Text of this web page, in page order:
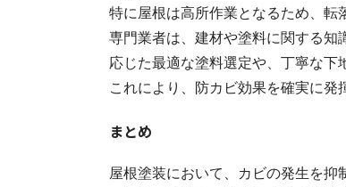
特に屋根は高所作業となるため、転
専門業者は、建材や塗料に関する知
応じた最適な塗料選定や、丁寧な下
これにより、防カビ効果を確実に発
まとめ
屋根塗装において、カビの発生を抑